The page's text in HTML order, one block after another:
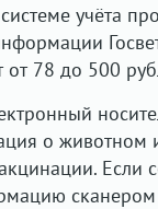
учёта
от 78 до 500
о животном
Если